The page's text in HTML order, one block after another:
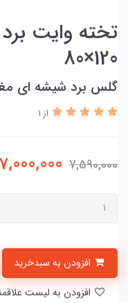
تخته وایت
120×80
گلس برد شیشه ای
از 1
7,590,000
7,000,000